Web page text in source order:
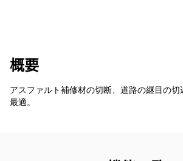
概要
アスファルト補修材の切断、道路の継目の
最適。